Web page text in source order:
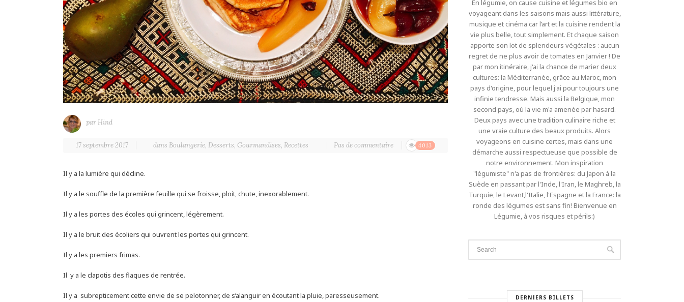
par Hind
17 septembre 2017 dans Boulangerie, Desserts, Gourmandises, Recettes Pas de commentaire 4013
Il y a la lumière qui décline.
Il y a le souffle de la première feuille qui se froisse, ploit, chute, inexorablement.
Il y a les portes des écoles qui grincent, légèrement.
Il y a le bruit des écoliers qui ouvrent les portes qui grincent.
Il y a les premiers frimas.
Il y a le clapotis des flaques de rentrée.
Il y a subrepticement cette envie de se pelotonner, de s’alanguir en écoutant la pluie, paresseusement.
En légumie, on cause cuisine et légumes bio en
voyageant dans les saisons mais aussi littérature,
musique et cinéma car l’art et la cuisine rendent la
vie plus belle, tout simplement. Et chaque saison
apporte son lot de splendeurs végétales : aucun
regret de ne plus avoir de tomates en Janvier ! De
par mon itinéraire, j'ai la chance de marier deux
cultures: la Méditerranée, grâce au Maroc, mon
pays d'origine, pour lequel j'ai pour toujours une
infinie tendresse. Mais aussi la Belgique, mon
second pays, où la vie m'a amenée par hasard.
Deux pays avec une tradition culinaire riche et
une vraie culture des beaux produits. Alors
voyageons en cuisine certes, mais dans une
démarche aussi respectueuse que possible de
notre environnement. Mon inspiration
"légumiste" n'a pas de frontières: du Japon à la
Suède en passant par l'Inde, l'Iran, le Maghreb, la
Turquie, le Levant,l'Italie, l'Espagne et la France: la
ronde des légumes est sans fin! Bienvenue en
Légumie, à vos risques et périls:)
DERNIERS BILLETS